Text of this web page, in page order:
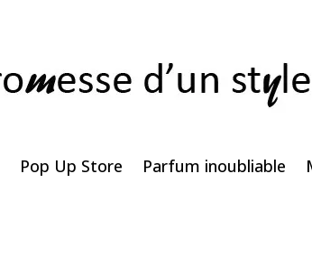
Pop Up Store Parfum inoubliable